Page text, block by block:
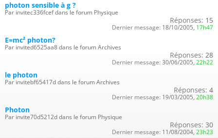
photon sensible à g ?
Par invitec336fcef dans le forum Physique
Réponses: 15
Dernier message: 18/10/2005, 17h47
E=mc² photon?
Par invited6525aa8 dans le forum Archives
Réponses: 28
Dernier message: 30/06/2005, 22h22
le photon
Par invitebf65417d dans le forum Archives
Réponses: 4
Dernier message: 19/03/2005, 20h38
Photon
Par invite70d5212d dans le forum Physique
Réponses: 30
Dernier message: 11/08/2004, 23h23